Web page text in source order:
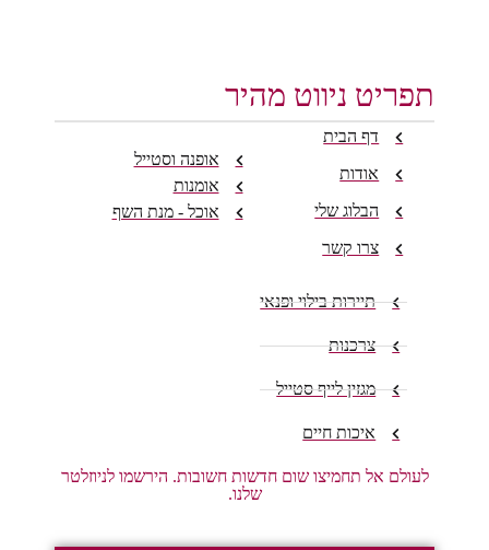
תפריט ניווט מהיר
דף הבית
אודות
הבלוג שלי
צרו קשר
אופנה וסטייל
אומנות
אוכל - מנת השף
תיירות בילוי ופנאי
צרכנות
מגזין לייף סטייל
איכות חיים
לעולם אל תחמיצו שום חדשות חשובות. הירשמו לניוזלטר
שלנו.